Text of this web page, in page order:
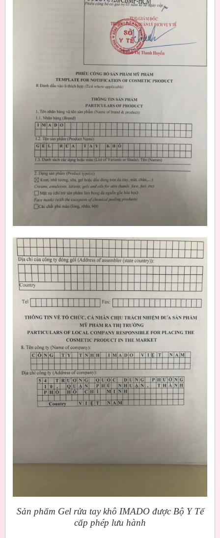
Sản phẩm Gel rửa tay khô IMADO được Bộ Y Tế
cấp phép lưu hành